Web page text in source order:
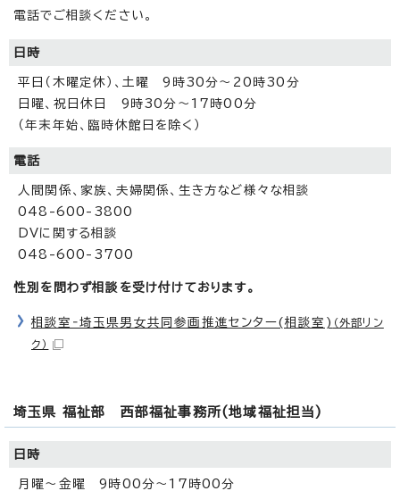
電話でご相談ください。
日時
平日（木曜定休）、土曜 9時30分～20時30分
日曜、祝日休日 9時30分～17時00分
（年末年始、臨時休館日を除く）
電話
人間関係、家族、夫婦関係、生き方など様々な相談
048-600-3800
DVに関する相談
048-600-3700
性別を問わず相談を受け付けております。
相談室‐埼玉県男女共同参画推進センター(相談室) （外部リン
ク）
埼玉県 福祉部 西部福祉事務所(地域福祉担当)
日時
月曜～金曜 9時00分～17時00分